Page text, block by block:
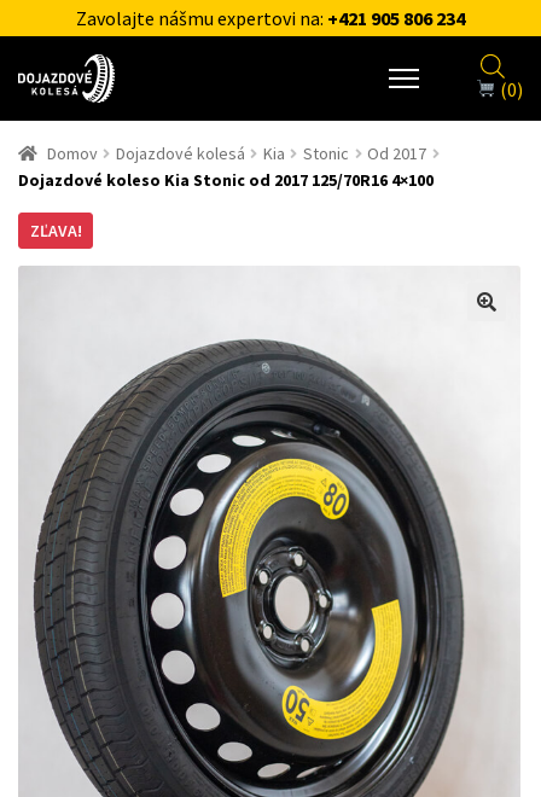
Zavolajte nášmu expertovi na: +421 905 806 234
(0)
Domov Dojazdové kolesá Kia Stonic
Od 2017
Dojazdové koleso Kia Stonic od 2017 125/70R16 4×100
ZĽAVA!